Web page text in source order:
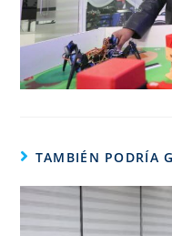
TAMBIÉN PODRÍA